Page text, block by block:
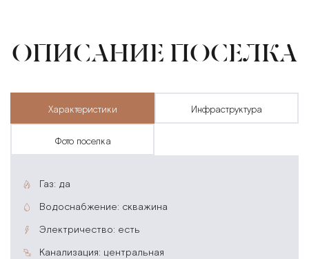
ОПИСАНИЕ ПОСЕЛКА
характеристики инфраструктура
фото поселка
газ: да
водоснабжение: скважина
электричество: есть
канализация: центральная